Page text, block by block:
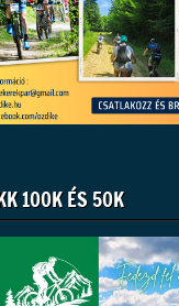
100K ÉS 50K